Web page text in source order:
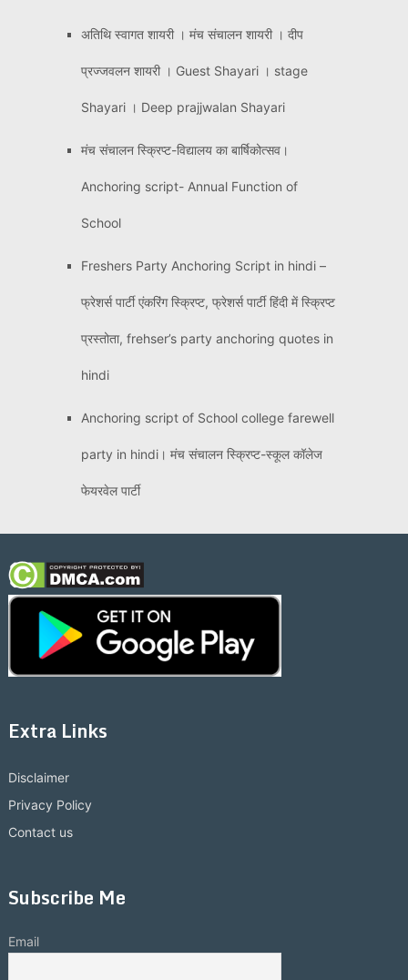
अतिथि स्वागत शायरी । मंच संचालन शायरी । दीप
प्रज्जवलन शायरी । Guest Shayari । stage
Shayari । Deep prajjwalan Shayari
मंच संचालन स्क्रिप्ट-विद्यालय का बार्षिकोत्सव।
Anchoring script- Annual Function of
School
Freshers Party Anchoring Script in hindi –
फ्रेशर्स पार्टी एंकरिंग स्क्रिप्ट, फ्रेशर्स पार्टी हिंदी में स्क्रिप्ट
प्रस्तोता, frehser’s party anchoring quotes in
hindi
Anchoring script of School college farewell
party in hindi। मंच संचालन स्क्रिप्ट-स्कूल कॉलेज
फेयरवेल पार्टी
Extra Links
Disclaimer
Privacy Policy
Contact us
Subscribe Me
Email